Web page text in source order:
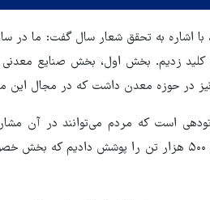
اشاره به تحقق شعار سال گفت: ما در
مشارکت با بخش خصوصی را از سال ۱۴۰۲ کلید زدیم. بخش
در حوزه معدن داشت که در مجال این
است که مردم می‌توانند در آن
فعال و زمینه پایش را ایجاد کردیم و حدود ۵۰۰ هزار تن